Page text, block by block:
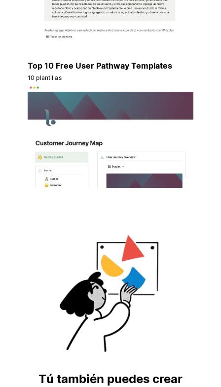
Top 10 Free User Pathway Templates
10 plantillas
Tú también puedes crear